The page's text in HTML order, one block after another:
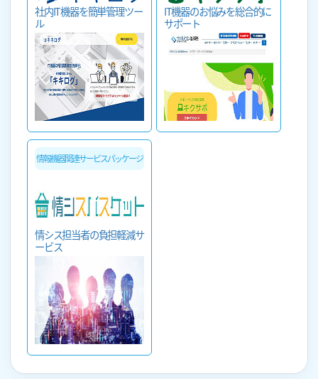
社内IT機器を簡単管理ツー
ル
IT機器のお悩みを総合的に
サポート
情報機器関連サービスパッケージ
情シス担当者の負担軽減サ
ービス